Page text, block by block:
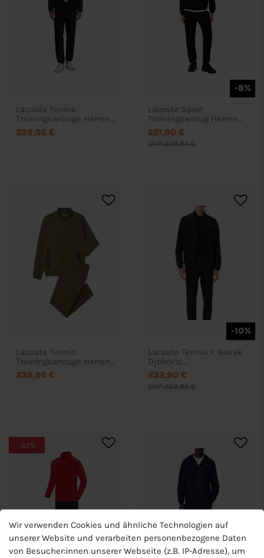
Lacoste Tennis
Trainingsanzuge Herren
WH7402
239,95 €
-8%
Lacoste Sport
Trainingsanzug Herren
WH6305
UVP 239,95 €
221,90 €
Lacoste Tennis
Trainingsanzuge Herren
WH4763
239,95 €
-10%
Lacoste Tennis x Novak
Djokovic
Trainingsanzüge Herren
WH4752
UVP 259,95 €
232,90 €
-32%
Wir verwenden Cookies und ähnliche Technologien auf
unserer Website und verarbeiten personenbezogene Daten
von Besucher:innen unserer Webseite (z.B. IP-Adresse), um